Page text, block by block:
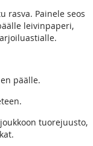
rasva. Painele seos
leivinpaperi,
päälle.
tuorejuusto,